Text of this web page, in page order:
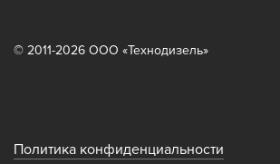
© 2011-2026 ООО «Технодизель»
Политика конфиденциальности